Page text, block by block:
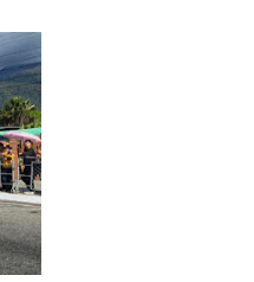
Sor Juana Inés
Legislativo
de la Lactancia Materna